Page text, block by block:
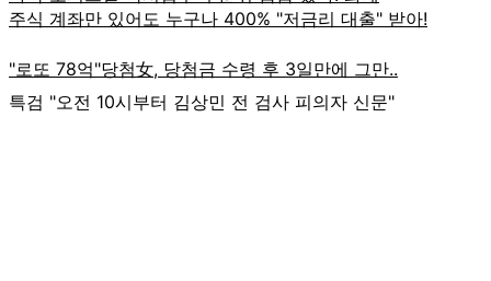
특검 "오전 10시부터 김상민 전 검사 피의자 신문"